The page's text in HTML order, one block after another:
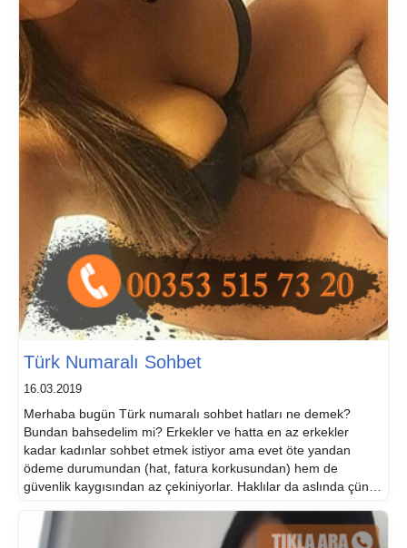
Türk Numaralı Sohbet
16.03.2019
Merhaba bugün Türk numaralı sohbet hatları ne demek?
Bundan bahsedelim mi? Erkekler ve hatta en az erkekler
kadar kadınlar sohbet etmek istiyor ama evet öte yandan
ödeme durumundan (hat, fatura korkusundan) hem de
güvenlik kaygısından az çekiniyorlar. Haklılar da aslında çünkü
insanlar reeldeki hayatlarından çok daha açık […]